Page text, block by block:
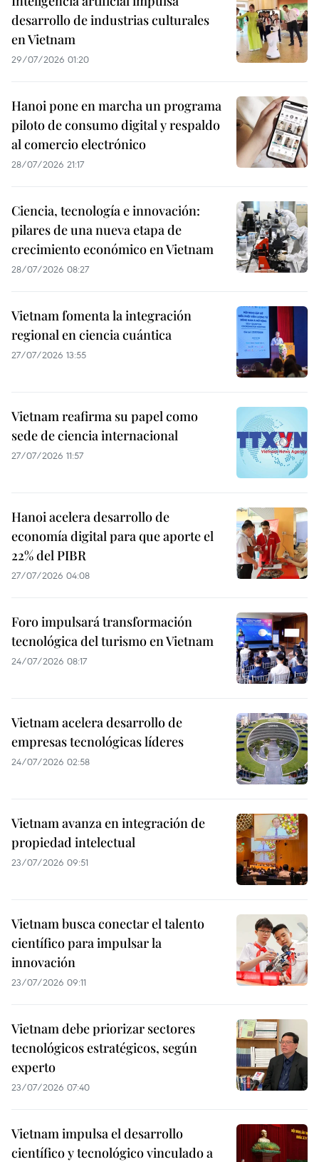
desarrollo de industrias culturales
en Vietnam
29/07/2026 01:20
Hanoi pone en marcha un programa
piloto de consumo digital y respaldo
al comercio electrónico
28/07/2026 21:17
Ciencia, tecnología e innovación:
pilares de una nueva etapa de
crecimiento económico en Vietnam
28/07/2026 08:27
Vietnam fomenta la integración
regional en ciencia cuántica
27/07/2026 13:55
Vietnam reafirma su papel como
sede de ciencia internacional
27/07/2026 11:57
Hanoi acelera desarrollo de
economía digital para que aporte el
22% del PIBR
27/07/2026 04:08
Foro impulsará transformación
tecnológica del turismo en Vietnam
24/07/2026 08:17
Vietnam acelera desarrollo de
empresas tecnológicas líderes
24/07/2026 02:58
Vietnam avanza en integración de
propiedad intelectual
23/07/2026 09:51
Vietnam busca conectar el talento
científico para impulsar la
innovación
23/07/2026 09:11
Vietnam debe priorizar sectores
tecnológicos estratégicos, según
experto
23/07/2026 07:40
Vietnam impulsa el desarrollo
científico y tecnológico vinculado a